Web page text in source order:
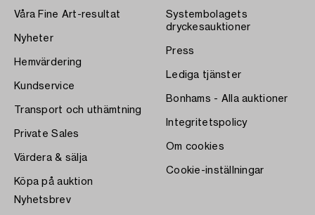
Våra Fine Art-resultat
Nyheter
Hemvärdering
Kundservice
Transport och uthämtning
Private Sales
Värdera & sälja
Köpa på auktion
Systembolagets
dryckesauktioner
Press
Lediga tjänster
Bonhams - Alla auktioner
Integritetspolicy
Om cookies
Cookie-inställningar
Nyhetsbrev